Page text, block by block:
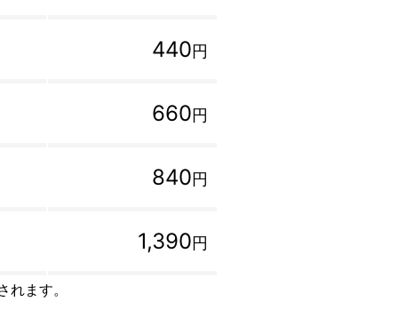
440円
660円
840円
1,390円
ます。